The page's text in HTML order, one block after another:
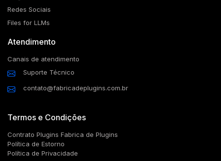
Redes Sociais
Files for LLMs
Atendimento
Canais de atendimento
Suporte Técnico
contato@fabricadeplugins.com.br
Termos e Condições
Contrato Plugins Fabrica de Plugins
Política de Estorno
Política de Privacidade